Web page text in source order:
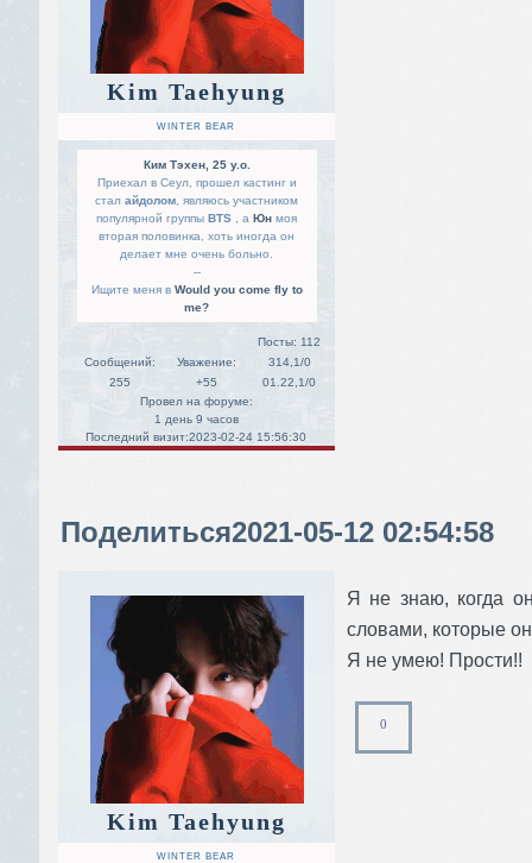
Kim Taehyung
WINTER BEAR
Ким Тэхен, 25 y.o.
Приехал в Сеул, прошел кастинг и
стал айдолом , являюсь участником
популярной группы BTS , а Юн моя
вторая половинка, хоть иногда он
делает мне очень больно.
--
Ищите меня в Would you come fly to
me?
Сообщений:
255
Уважение:
+55
Посты: 112
314,1/0
01.22,1/0
Провел на форуме:
1 день 9 часов
Последний визит:2023-02-24 15:56:30
Поделиться2021-05-12 02:54:58
Kim Taehyung
WINTER BEAR
Я не знаю, когда
словами, которые
Я не умею! Прости!!
0